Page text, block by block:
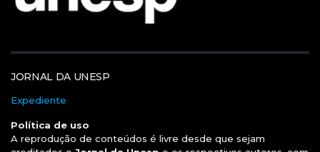
JORNAL DA UNESP
Expediente
Política de uso
A reprodução de conteúdos é livre desde que sejam